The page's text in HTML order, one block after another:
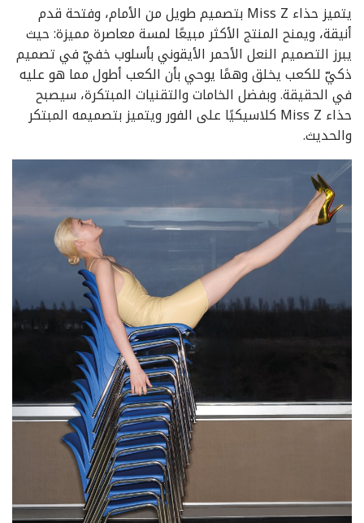
يتميز حذاء Miss Z بتصميم طويل من الأمام، وفتحة قدم
أنيقة، ويمنح المنتج الأكثر مبيعًا لمسة معاصرة مميزة: حيث
يبرز التصميم النعل الأحمر الأيقوني بأسلوب خفيّ في تصميم
ذكيّ للكعب يخلق وهمًا يوحي بأن الكعب أطول مما هو عليه
في الحقيقة. وبفضل الخامات والتقنيات المبتكرة، سيصبح
حذاء Miss Z كلاسيكيًا على الفور ويتميز بتصميمه المبتكر
والحديث.